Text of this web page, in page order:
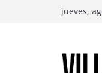
jueves,